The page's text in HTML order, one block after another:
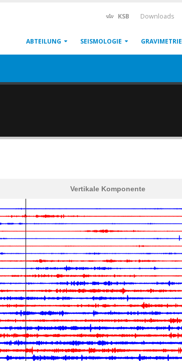
KSB Downloads
ABTEILUNG SEISMOLOGIE GRAVIMETRIE
Vertikale Komponente